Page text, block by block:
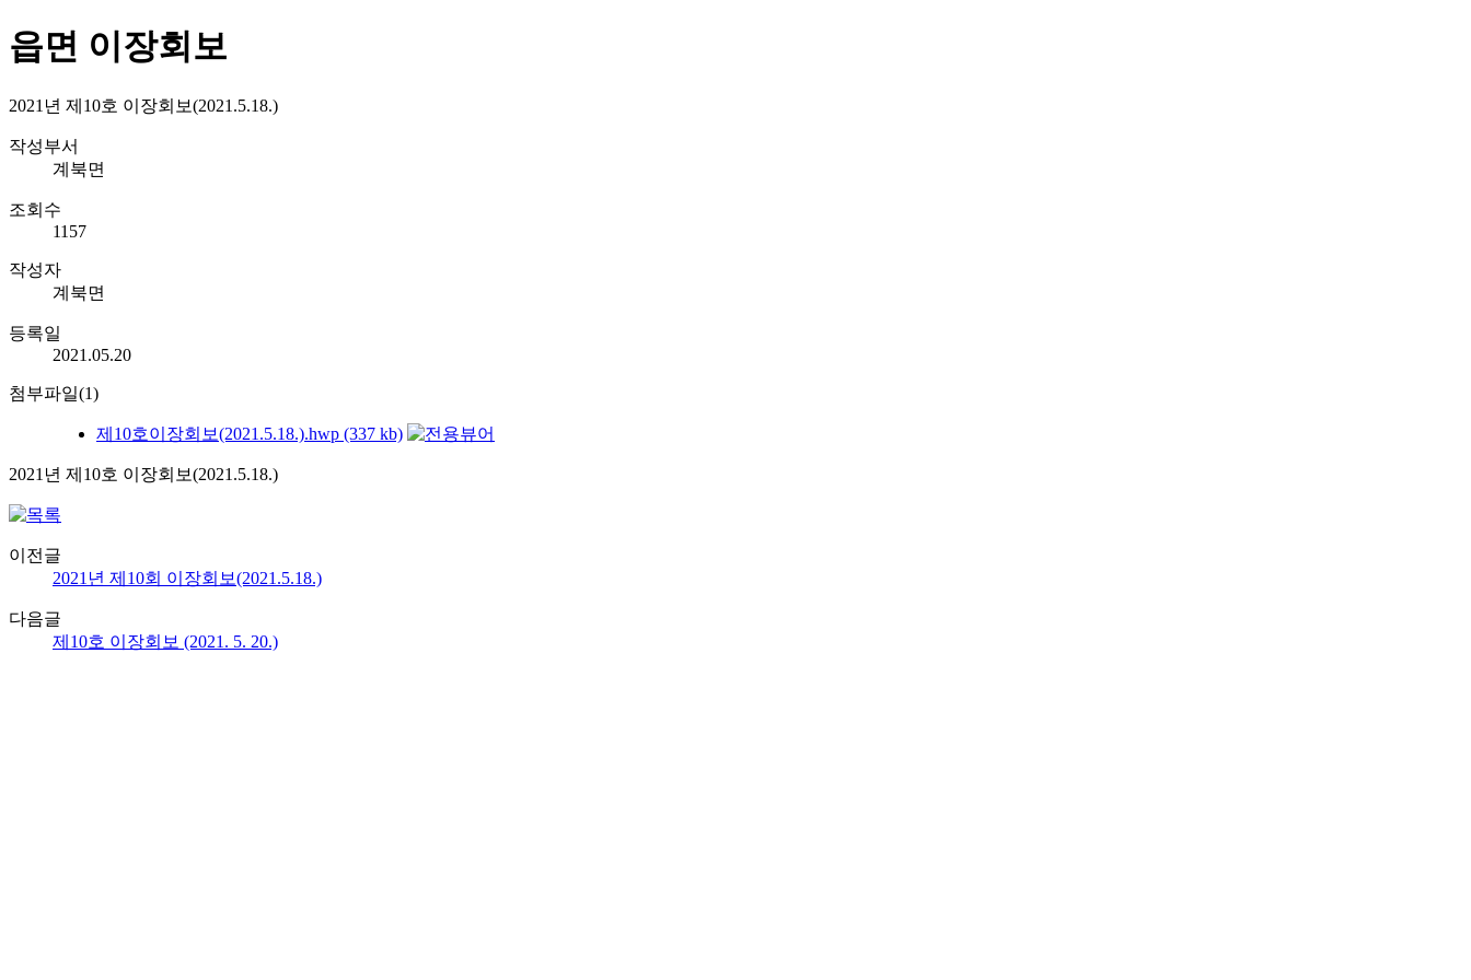
읍면 이장회보
2021년 제10호 이장회보(2021.5.18.)
작성부서
계북면
조회수
1157
작성자
계북면
등록일
2021.05.20
첨부파일(1)
제10호이장회보(2021.5.18.).hwp (337 kb)
2021년 제10호 이장회보(2021.5.18.)
이전글
2021년 제10회 이장회보(2021.5.18.)
다음글
제10호 이장회보 (2021. 5. 20.)